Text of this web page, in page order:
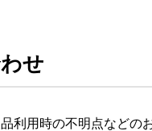
せ
利用時の不明点などの